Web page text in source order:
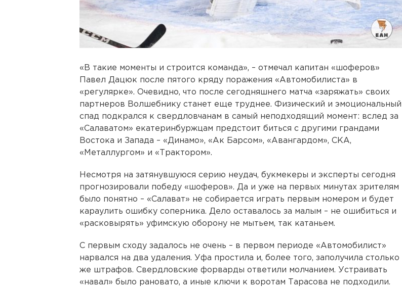
«В такие моменты и строится команда», – отмечал капитан «шоферов»
Павел Дацюк после пятого кряду поражения «Автомобилиста» в
«регулярке». Очевидно, что после сегодняшнего матча «заряжать» своих
партнеров Волшебнику станет еще труднее. Физический и эмоциональный
спад подкрался к свердловчанам в самый неподходящий момент: вслед за
«Салаватом» екатеринбуржцам предстоит биться с другими грандами
Востока и Запада – «Динамо», «Ак Барсом», «Авангардом», СКА,
«Металлургом» и «Трактором».
Несмотря на затянувшуюся серию неудач, букмекеры и эксперты сегодня
прогнозировали победу «шоферов». Да и уже на первых минутах зрителям
было понятно – «Салават» не собирается играть первым номером и будет
караулить ошибку соперника. Дело оставалось за малым – не ошибиться и
«расковырять» уфимскую оборону не мытьем, так катаньем.
С первым сходу задалось не очень – в первом периоде «Автомобилист»
нарвался на два удаления. Уфа простила и, более того, заполучила столько
же штрафов. Свердловские форварды ответили молчанием. Устраивать
«навал» было рановато, а иные ключи к воротам Тарасова не подходили.